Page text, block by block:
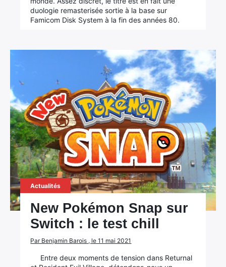
duologie remasterisée sortie à la base sur
Famicom Disk System à la fin des années 80.
Actualités
New Pokémon Snap sur
Switch : le test chill
Par Benjamin Barois , le 11 mai 2021
Entre deux moments de tension dans Returnal